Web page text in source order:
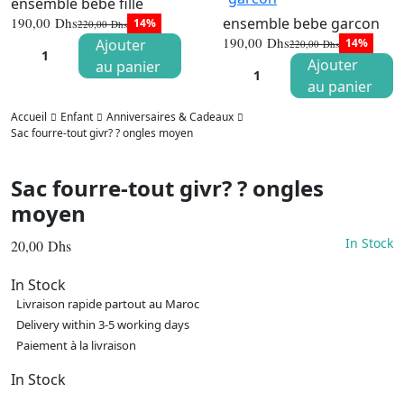
220,00Dhs
Le
prix
initial
était :
190,00 Dhs
Le
prix
actuel
est :
14%
Ajouter
au panier
ensemble bebe garcon
220,00Dhs
Le
prix
initial
était :
190,00 Dhs
Le
prix
actuel
est :
14%
Ajouter
au panier
Accueil Enfant
Anniversaires & Cadeaux
Sac fourre-tout givr? ? ongles moyen
Sac fourre-tout givr? ? ongles
moyen
20,00 Dhs In Stock
In Stock
Livraison rapide partout au Maroc
Delivery within 3-5 working days
Paiement à la livraison
In Stock